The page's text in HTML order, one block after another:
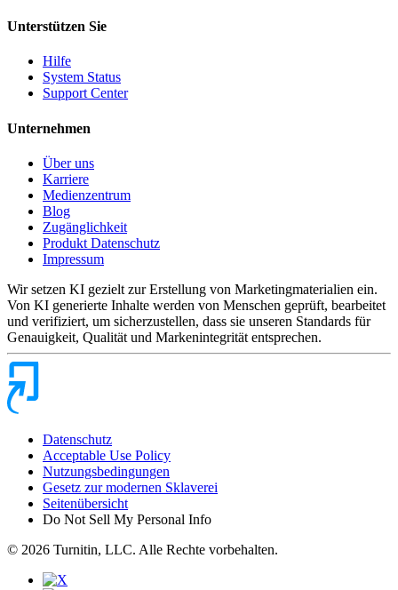
Unterstützen Sie
Hilfe
System Status
Support Center
Unternehmen
Über uns
Karriere
Medienzentrum
Blog
Zugänglichkeit
Produkt Datenschutz
Impressum
Wir setzen KI gezielt zur Erstellung von Marketingmaterialien ein.
Von KI generierte Inhalte werden von Menschen geprüft, bearbeitet
und verifiziert, um sicherzustellen, dass sie unseren Standards für
Genauigkeit, Qualität und Markenintegrität entsprechen.
Datenschutz
Acceptable Use Policy
Nutzungsbedingungen
Gesetz zur modernen Sklaverei
Seitenübersicht
Do Not Sell My Personal Info
© 2026 Turnitin, LLC. Alle Rechte vorbehalten.